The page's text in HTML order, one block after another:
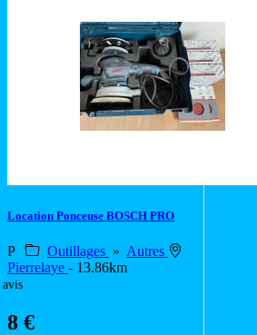
Location Ponceuse BOSCH PRO
P Outillages » Autres
Pierrelaye - 13.86km
avis
8 €